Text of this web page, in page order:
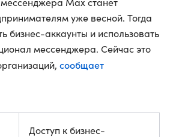
уже весной. Тогда
бизнес-аккаунты и использовать
мессенджера. Сейчас это
сообщает
Доступ к бизнес-